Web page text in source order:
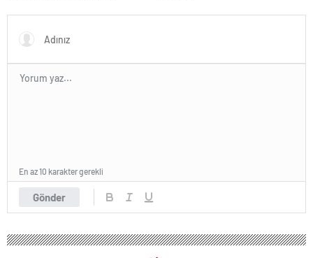
Gönder
En az 10 karakter gerekli